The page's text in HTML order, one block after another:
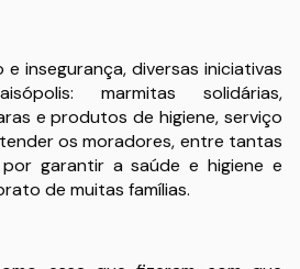
e insegurança, diversas iniciativas
marmitas solidárias,
e produtos de higiene, serviço
os moradores, entre tantas
garantir a saúde e higiene e
de muitas famílias.